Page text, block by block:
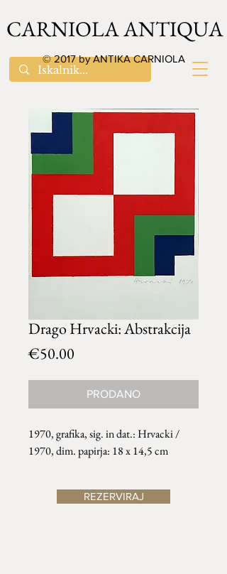
CARNIOLA ANTIQUA
© 2017 by ANTIKA CARNIOLA
Drago Hrvacki: Abstrakcija
€50.00
PRODANO
1970, grafika, sig. in dat.: Hrvacki /
1970, dim. papirja: 18 x 14,5 cm
REZERVIRAJ